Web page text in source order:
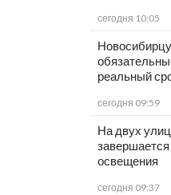
сегодня 10:05
реальный
сегодня 09:59
На двух
освещения
сегодня 09:37